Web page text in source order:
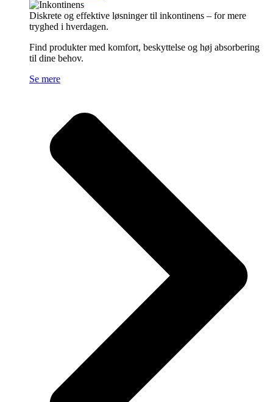
Diskrete og effektive løsninger til inkontinens – for mere
tryghed i hverdagen.
Find produkter med komfort, beskyttelse og høj absorbering
til dine behov.
Se mere